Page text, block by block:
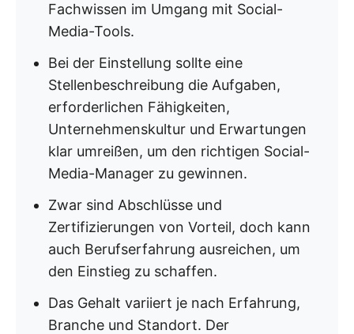
Fachwissen im Umgang mit Social-
Media-Tools.
Bei der Einstellung sollte eine
Stellenbeschreibung die Aufgaben,
erforderlichen Fähigkeiten,
Unternehmenskultur und Erwartungen
klar umreißen, um den richtigen Social-
Media-Manager zu gewinnen.
Zwar sind Abschlüsse und
Zertifizierungen von Vorteil, doch kann
auch Berufserfahrung ausreichen, um
den Einstieg zu schaffen.
Das Gehalt variiert je nach Erfahrung,
Branche und Standort. Der